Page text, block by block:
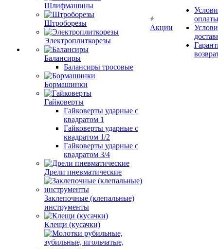
Шлифмашины
Штроборезы
Электроплиткорезы
Балансиры
Балансиры тросовые
Бормашинки
Гайковерты
Гайковерты ударные с
квадратом 1
Гайковерты ударные с
квадратом 1/2
Гайковерты ударные с
квадратом 3/4
Дрели пневматические
Заклепочные (клепальные)
инструменты
Клещи (кусачки)
Акции
оплаты